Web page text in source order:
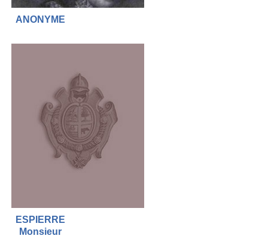
ANONYME
ESPIERRE
Monsieur